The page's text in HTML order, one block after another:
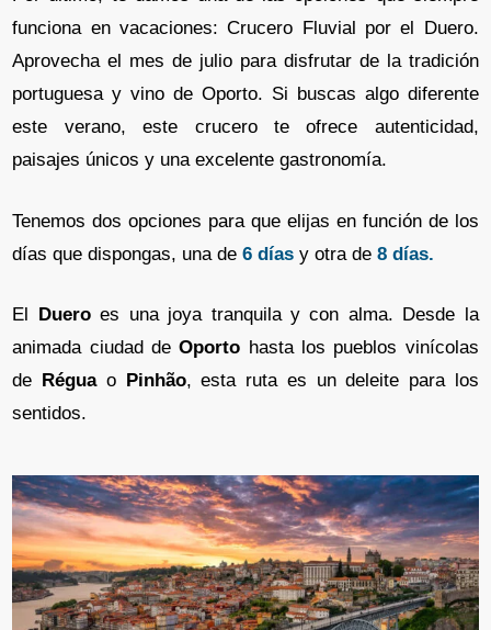
funciona en vacaciones: Crucero Fluvial por el Duero.
Aprovecha el mes de julio para disfrutar de la tradición
portuguesa y vino de Oporto. Si buscas algo diferente
este verano, este crucero te ofrece autenticidad,
paisajes únicos y una excelente gastronomía.
Tenemos dos opciones para que elijas en función de los
días que dispongas, una de6 días y otra de8 días.
El Dueroes una joya tranquila y con alma. Desde la
animada ciudad deOporto hasta los pueblos vinícolas
de Réguao Pinhão, esta ruta es un deleite para los
sentidos.